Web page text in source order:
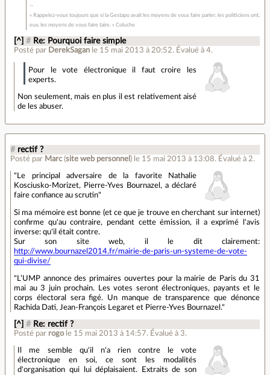
« Rappelez-vous toujours que si la Gestapo avait les moyens de vous faire parler, les politiciens ont,
eux, les moyens de vous faire taire. » Coluche
[^] # Re: Pourquoi faire simple
Posté par DerekSagan le 15 mai 2013 à 20:52. Évalué à4.
Pour le vote électronique il faut croire les
experts.
Non seulement, mais en plus il est relativement aisé
de les abuser.
# rectif ?
Posté par Marc(site web personnel ) le 15 mai 2013 à 13:08. Évalué à 2.
"Le principal adversaire de la favorite Nathalie
Kosciusko-Morizet, Pierre-Yves Bournazel, a déclaré
faire confiance au scrutin"
Si ma mémoire est bonne (et ce que je trouve en cherchant sur internet)
confirme qu'au contraire, pendant cette émission, il a exprimé l'avis
inverse: qu'il était contre.
Sur son site web, il le dit clairement:
http://www.bournazel2014.fr/mairie-de-paris-un-systeme-de-vote-
qui-divise/
"L’UMP annonce des primaires ouvertes pour la mairie de Paris du 31
mai au 3 juin prochain. Les votes seront électroniques, payants et le
corps électoral sera figé. Un manque de transparence que dénonce
Rachida Dati, Jean-François Legaret et Pierre-Yves Bournazel."
[^] # Re: rectif ?
Posté par rogo le 15 mai 2013 à 14:57. Évalué à 3.
Il me semble qu'il n'a rien contre le vote
électronique en soi, ce sont les modalités
d'organisation qui lui déplaisaient. Extraits de son